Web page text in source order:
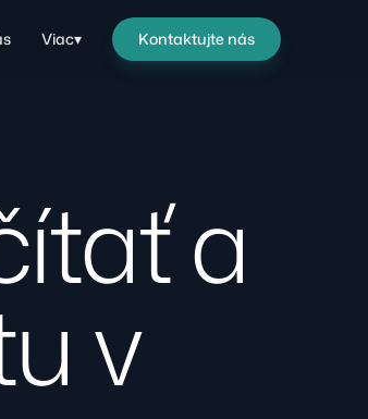
Viac▾ Kontaktujte nás
a
v